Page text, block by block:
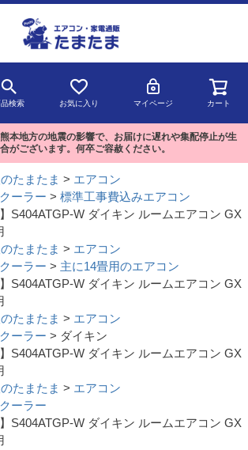
検索 お気に入り マイページ カート
本地方の地震の影響で、お届けに遅れや集配停止が生
がございます。何卒ご容赦ください。
たまたま
エアコン
ーラー
標準工事費込みエアコン
S404ATGP-W ダイキン ルームエアコン GX
たまたま
エアコン
ーラー
主に14畳用のエアコン
S404ATGP-W ダイキン ルームエアコン GX
たまたま
エアコン
ーラー
ダイキン
S404ATGP-W ダイキン ルームエアコン GX
たまたま
エアコン
ーラー
S404ATGP-W ダイキン ルームエアコン GX